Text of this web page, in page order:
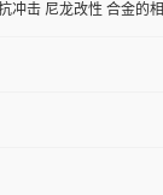
冲击 尼龙改性 合金的相